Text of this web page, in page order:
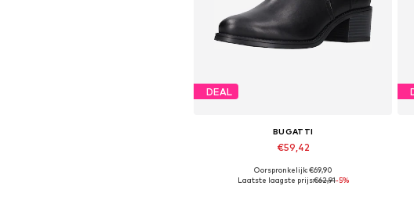
DEAL
BUGATTI
€59,42
Beschikbaar in vele maten
Oorspronkelijk: €69,90
Laatste laagste prijs:€62,91-5%